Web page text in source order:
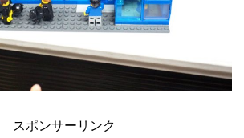
スポンサーリンク